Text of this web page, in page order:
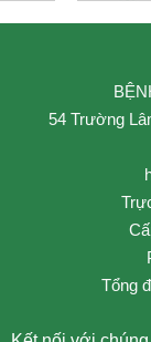
54 Trường
Tổng